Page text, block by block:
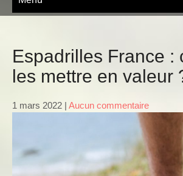
Espadrilles France :
les mettre en valeur
1 mars 2022 | Aucun commentaire